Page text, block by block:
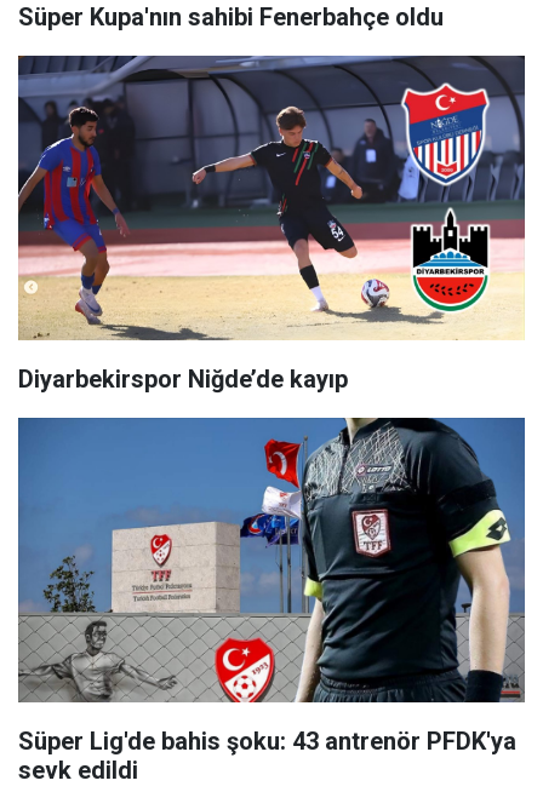
Süper Kupa'nın sahibi Fenerbahçe oldu
Diyarbekirspor Niğde’de kayıp
Süper Lig'de bahis şoku: 43 antrenör PFDK'ya
sevk edildi